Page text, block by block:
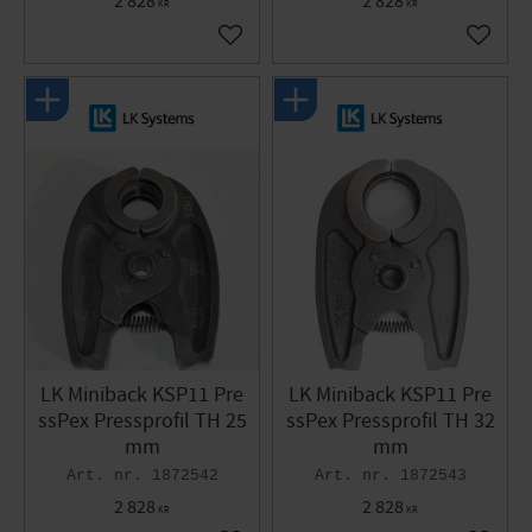
KR
Lägg till i favoriter
KR
Lägg
LK Miniback KSP11 Pre
ssPex Pressprofil TH 25
mm
1872542
2 828 KR
LK Miniback KSP11 Pre
ssPex Pressprofil TH 32
mm
1872543
2 828 KR